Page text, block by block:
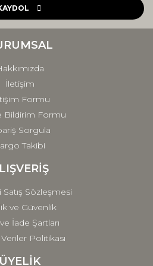
bilgiler bulunuyor.
daha pahalı.
Gönder
İletişim
Formu
Bildirim Formu
Sorgula
Takibi
Satış Sözleşmesi
ve Güvenlik
İade Şartları
Politikası
ÜYELİK